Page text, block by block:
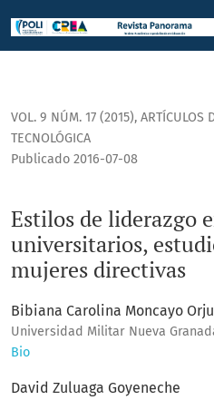
VOL. 9 NÚM. 17 (2015), ARTÍCULOS
TECNOLÓGICA
Estilos de liderazgo
universitarios,
mujeres directivas
Publicado 2016-07-08
Bibiana Carolina Moncayo
Universidad Militar Nueva
Bio
David Zuluaga Goyeneche